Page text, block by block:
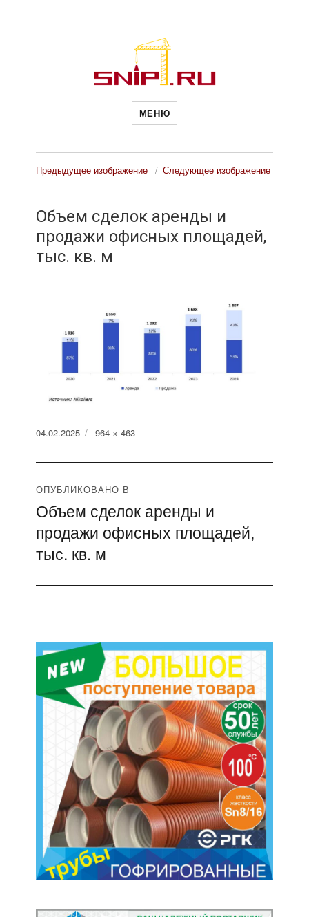
Новости
и
другие связанные со стройкой
МЕНЮ
Предыдущее изображение Следующее изображение
Объем сделок аренды и
продажи офисных площадей,
тыс. кв. м
Опубликовано
04.02.2025
Полный
964 × 463
Навигация
по
записям
ОПУБЛИКОВАНО В
Объем сделок аренды и
продажи офисных площадей,
тыс. кв. м